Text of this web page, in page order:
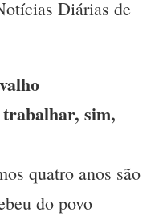
Diárias de
sim,
quatro anos são
do povo